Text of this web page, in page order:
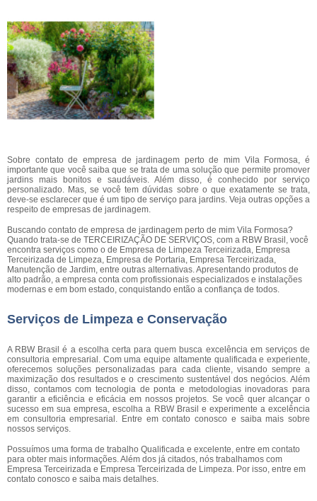
Sobre contato de empresa de jardinagem perto de mim Vila Formosa, é
importante que você saiba que se trata de uma solução que permite promover
jardins mais bonitos e saudáveis. Além disso, é conhecido por serviço
personalizado. Mas, se você tem dúvidas sobre o que exatamente se trata,
deve-se esclarecer que é um tipo de serviço para jardins. Veja outras opções a
respeito de empresas de jardinagem.
Buscando contato de empresa de jardinagem perto de mim Vila Formosa?
Quando trata-se de TERCEIRIZAÇÃO DE SERVIÇOS, com a RBW Brasil, você
encontra serviços como o de Empresa de Limpeza Terceirizada, Empresa
Terceirizada de Limpeza, Empresa de Portaria, Empresa Terceirizada,
Manutenção de Jardim, entre outras alternativas. Apresentando produtos de
alto padrão, a empresa conta com profissionais especializados e instalações
modernas e em bom estado, conquistando então a confiança de todos.
Serviços de Limpeza e Conservação
A RBW Brasil é a escolha certa para quem busca excelência em serviços de
consultoria empresarial. Com uma equipe altamente qualificada e experiente,
oferecemos soluções personalizadas para cada cliente, visando sempre a
maximização dos resultados e o crescimento sustentável dos negócios. Além
disso, contamos com tecnologia de ponta e metodologias inovadoras para
garantir a eficiência e eficácia em nossos projetos. Se você quer alcançar o
sucesso em sua empresa, escolha a RBW Brasil e experimente a excelência
em consultoria empresarial. Entre em contato conosco e saiba mais sobre
nossos serviços.
Possuímos uma forma de trabalho Qualificada e excelente, entre em contato
para obter mais informações. Além dos já citados, nós trabalhamos com
Empresa Terceirizada e Empresa Terceirizada de Limpeza. Por isso, entre em
contato conosco e saiba mais detalhes.